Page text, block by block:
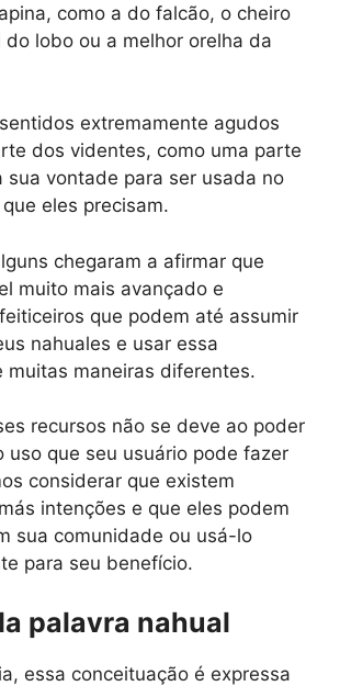
como a do falcão, o cheiro
lobo ou a melhor orelha da
extremamente agudos
dos videntes, como uma parte
sua vontade para ser usada no
eles precisam.
chegaram a afirmar que
muito mais avançado e
que podem até assumir
nahuales e usar essa
muitas maneiras diferentes.
recursos não se deve ao poder
uso que seu usuário pode fazer
considerar que existem
intenções e que eles podem
sua comunidade ou usá-lo
para seu benefício.
palavra nahual
essa conceituação é expressa